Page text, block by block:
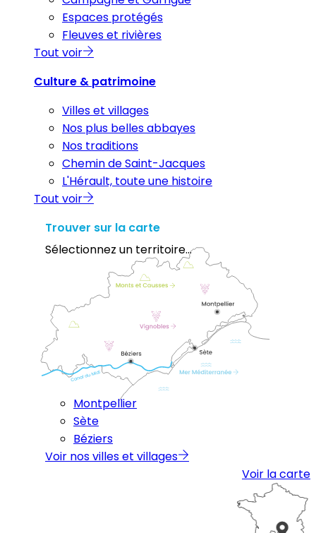
Espaces protégés
Fleuves et rivières
Tout voir
Culture & patrimoine
Villes et villages
Nos plus belles abbayes
Nos traditions
Chemin de Saint-Jacques
L'Hérault, toute une histoire
Tout voir
Trouver sur la carte
Sélectionnez un territoire...
Montpellier
Sète
Béziers
Voir nos villes et villages
Voir la carte